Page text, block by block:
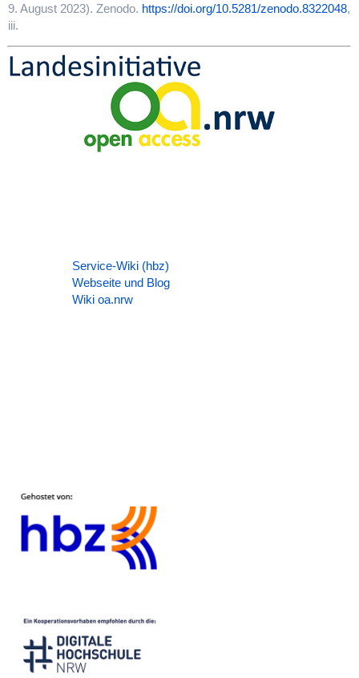
9. August 2023). Zenodo. https://doi.org/10.5281/zenodo.8322048,
iii.
Service-Wiki (hbz)
Webseite und Blog
Wiki oa.nrw